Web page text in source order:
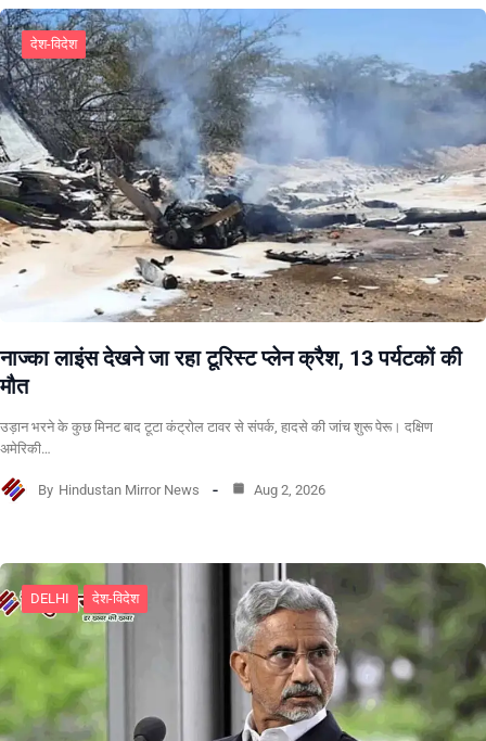
देश-विदेश
नाज्का लाइंस देखने जा रहा टूरिस्ट प्लेन क्रैश, 13 पर्यटकों की
मौत
उड़ान भरने के कुछ मिनट बाद टूटा कंट्रोल टावर से संपर्क, हादसे की जांच शुरू पेरू। दक्षिण
अमेरिकी…
By Hindustan Mirror News Aug 2, 2026
DELHI देश-विदेश